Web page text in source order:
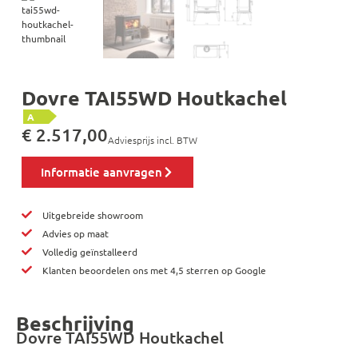
Dovre TAI55WD Houtkachel
A
€ 2.517,00Adviesprijs incl. BTW
Informatie aanvragen
Uitgebreide showroom
Advies op maat
Volledig geïnstalleerd
Klanten beoordelen ons met 4,5 sterren op Google
Beschrijving
Dovre TAI55WD Houtkachel